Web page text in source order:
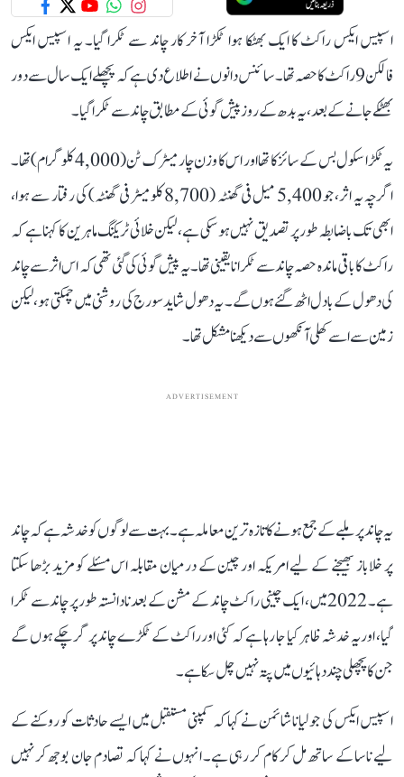
اسپیس ایکس راکٹ کا ایک بھٹکا ہوا ٹکڑا آخر کار چاند سے ٹکرا گیا۔ یہ اسپیس ایکس
فالکن 9 راکٹ کا حصہ تھا۔ سائنس دانوں نے اطلاع دی ہے کہ پچھلے ایک سال سے دور
بھٹکے جانے کے بعد، یہ بدھ کے روز پیش گوئی کے مطابق چاند سے ٹکرا گیا۔
یہ ٹکڑا سکول بس کے سائز کا تھا اور اس کا وزن چار میٹرک ٹن (4,000 کلوگرام) تھا۔
اگرچہ یہ اثر، جو 5,400 میل فی گھنٹہ (8,700 کلومیٹر فی گھنٹہ) کی رفتار سے ہوا،
ابھی تک باضابطہ طور پر تصدیق نہیں ہوسکی ہے، لیکن خلائی ٹریکنگ ماہرین کا کہنا ہے کہ
راکٹ کا باقی ماندہ حصہ چاند سے ٹکرانا یقینی تھا۔ یہ پیش گوئی کی گئی تھی کہ اس اثر سے چاند
کی دھول کے بادل اٹھ گئے ہوں گے۔ یہ دھول شاید سورج کی روشنی میں چمکتی ہو، لیکن
زمین سے اسے کھلی آنکھوں سے دیکھنا مشکل تھا۔
ADVERTISEMENT
یہ چاند پر ملبے کے جمع ہونے کا تازہ ترین معاملہ ہے۔ بہت سے لوگوں کو خدشہ ہے کہ چاند
پر خلاباز بھیجنے کے لیے امریکہ اور چین کے درمیان مقابلہ اس مسئلے کو مزید بڑھا سکتا
ہے۔ 2022 میں، ایک چینی راکٹ چاند کے مشن کے بعد نادانستہ طور پر چاند سے ٹکرا
گیا، اور یہ خدشہ ظاہر کیا جا رہا ہے کہ کئی اور راکٹ کے ٹکڑے چاند پر گر چکے ہوں گے
جن کا پچھلی چند دہائیوں میں پتہ نہیں چل سکا ہے۔
اسپیس ایکس کی جولیانا شائمن نے کہا کہ کمپنی مستقبل میں ایسے حادثات کو روکنے کے
لیے ناسا کے ساتھ مل کر کام کر رہی ہے۔ انہوں نے کہا کہ تصادم جان بوجھ کر نہیں